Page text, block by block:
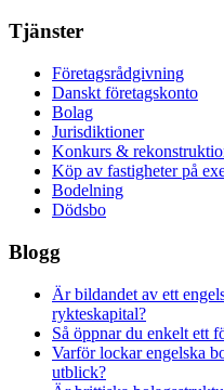
Tjänster
Företagsrådgivning
Danskt företagskonto
Bolag
Jurisdiktioner
Konkurs &
Köp av fastigheter på
Bodelning
Dödsbo
Blogg
Är bildandet av ett
rykteskapital?
Så öppnar du enkelt ett
Varför lockar engelska
utblick?